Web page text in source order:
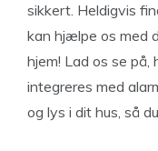
sikkert. Heldigvis
kan hjælpe os med
hjem! Lad os se
integreres med
og lys i dit hus, så